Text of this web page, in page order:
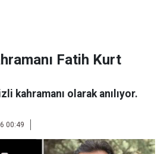
Fatih Kurt
kahramanı olarak anılıyor.
00:49